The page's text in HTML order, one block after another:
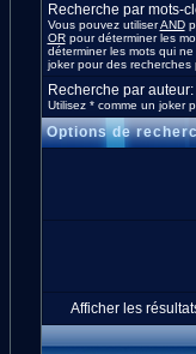
Recherche par mots-
Vous pouvez utiliserAND
ORpour déterminer les
déterminer les mots qui
joker pour des recherches
Recherche par auteur:
Utilisez * comme un joker
Options de
Afficher les